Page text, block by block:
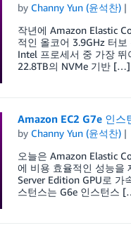
by Channy Yun (윤석찬)
작년에 Amazon Elastic
적인 올코어 3.9GHz 터
Intel 프로세서 중 가장
22.8TB의 NVMe 기반 […]
Amazon EC2 G7e 인
by Channy Yun (윤석찬)
오늘은 Amazon Elastic
에 비용 효율적인 성능을
Server Edition GPU로 가
스턴스는 G6e 인스턴스